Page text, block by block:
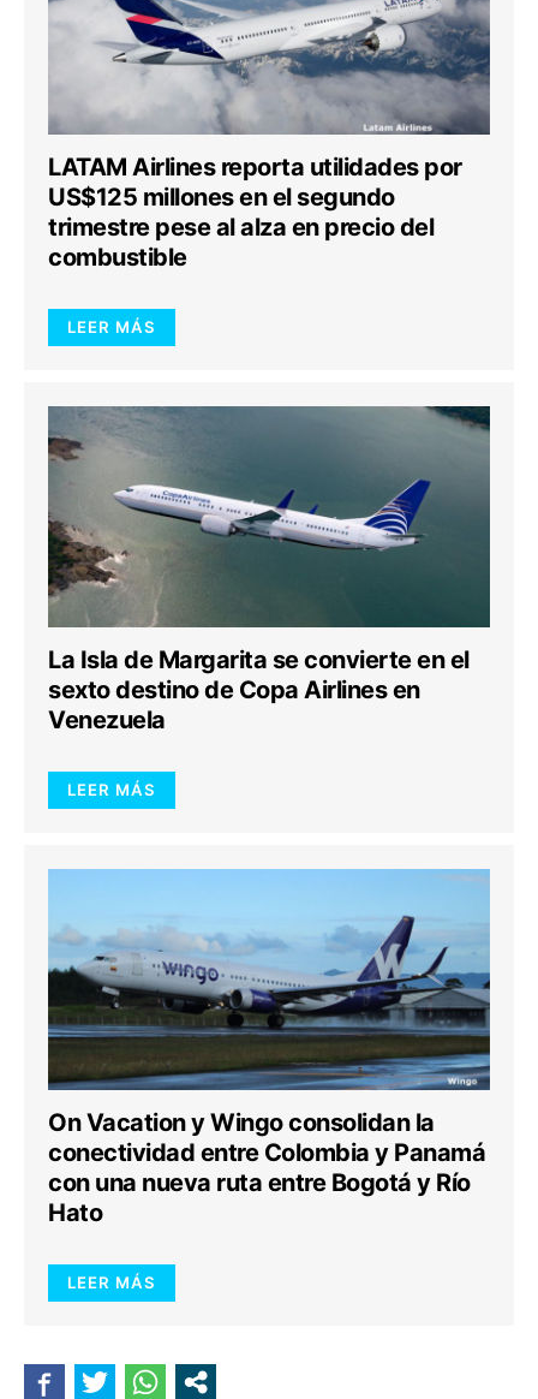
LATAM Airlines reporta utilidades por
US$125 millones en el segundo
trimestre pese al alza en precio del
combustible
LEER MÁS
La Isla de Margarita se convierte en el
sexto destino de Copa Airlines en
Venezuela
LEER MÁS
On Vacation y Wingo consolidan la
conectividad entre Colombia y Panamá
con una nueva ruta entre Bogotá y Río
Hato
LEER MÁS